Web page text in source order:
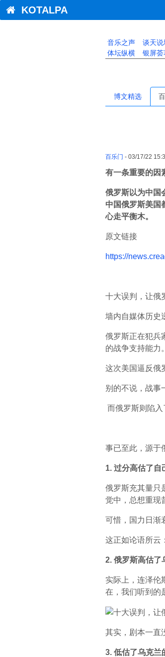
KOTALPA
音乐之声 谈天说
体坛纵横
银屏荟
博文精选
百乐门 - 03/17/22
有一条重要的因
俄罗斯以为中国
中国俄罗斯美国
心走平衡木。
原文链接
https://
十大误判，让俄
墙内自媒体历史
俄罗斯正在犯兵
的战争支持能力。
这次美国逼反俄
别的不说，战事
而俄罗斯则陷入
事已至此，源于
1. 过分高估了自
俄罗斯充其量只
觉中，总想重现
可惜，国力日渐
这正如论语所云
2. 俄罗斯高估了
实际上，连泽伦
在，我们听到的
其实，剧本一直
3. 低估了乌克兰